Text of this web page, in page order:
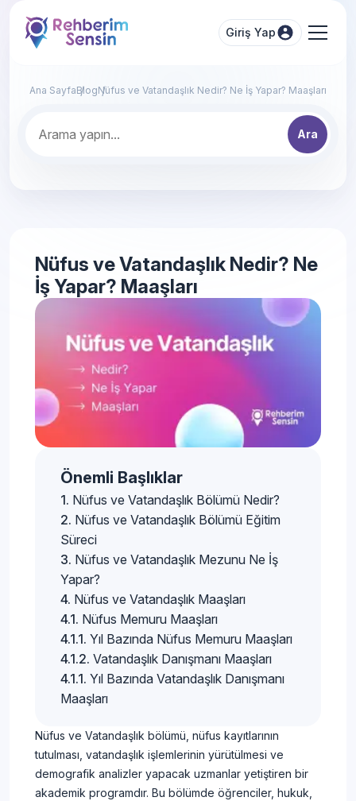
Giriş Yap
Ana SayfaBlogNüfus ve Vatandaşlık Nedir? Ne İş Yapar? Maaşları
Ara
Nüfus ve Vatandaşlık Nedir? Ne
İş Yapar? Maaşları
Önemli Başlıklar
Nüfus ve Vatandaşlık Bölümü Nedir?
Nüfus ve Vatandaşlık Bölümü Eğitim
Süreci
Nüfus ve Vatandaşlık Mezunu Ne İş
Yapar?
Nüfus ve Vatandaşlık Maaşları
Nüfus Memuru Maaşları
Yıl Bazında Nüfus Memuru Maaşları
Vatandaşlık Danışmanı Maaşları
Yıl Bazında Vatandaşlık Danışmanı
Maaşları
Nüfus ve Vatandaşlık bölümü, nüfus kayıtlarının
tutulması, vatandaşlık işlemlerinin yürütülmesi ve
demografik analizler yapacak uzmanlar yetiştiren bir
akademik programdır. Bu bölümde öğrenciler, hukuk,